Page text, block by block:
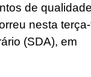
de
nesta
(SDA), em